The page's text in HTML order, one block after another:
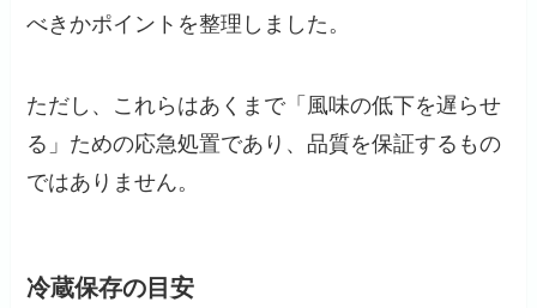
べきかポイントを整理しました。
ただし、これらはあくまで「風味の低下を遅らせ
る」ための応急処置であり、品質を保証するもの
ではありません。
冷蔵保存の目安